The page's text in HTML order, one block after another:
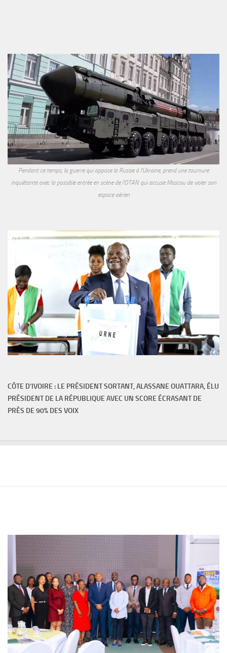
Pendant ce temps, la guerre qui oppose la Russie à l'Ukraine, prend une tournure
inquiétante avec la possible entrée en scène de l'OTAN qui accuse Moscou de violer son
espace aérien
CÔTE D'IVOIRE : LE PRÉSIDENT SORTANT, ALASSANE OUATTARA, ÉLU
PRÉSIDENT DE LA RÉPUBLIQUE AVEC UN SCORE ÉCRASANT DE
PRÈS DE 90% DES VOIX